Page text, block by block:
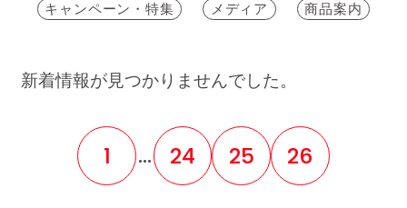
キャンペーン・特集 メディア 商品案内
新着情報が見つかりませんでした。
1 ... 24 25 26